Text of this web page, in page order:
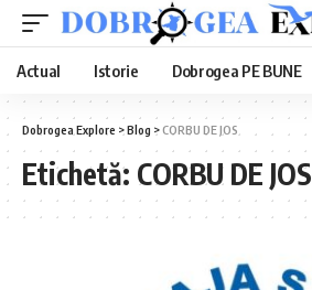
Actual Istorie Dobrogea PE BUNE
Dobrogea Explore >Blog >CORBU DE JOS
Etichetă: CORBU DE JOS